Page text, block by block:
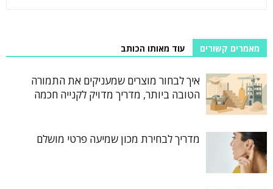
מאמרים קשורים עוד מאותו הכותב
איך לבחור מוצרים שמעניקים את התמורה
הטובה ביותר, מדריך מדויק לקנייה חכמה
מדריך לבחירת מכון שמיעה פרטי מושלם